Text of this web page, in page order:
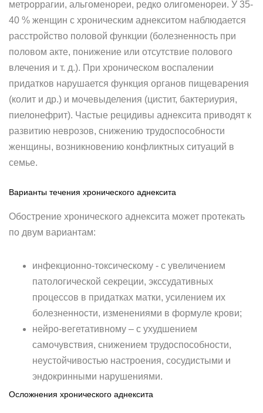
метроррагии, альгоменореи, редко олигоменореи. У 35-
40 % женщин с хроническим аднекситом наблюдается
расстройство половой функции (болезненность при
половом акте, понижение или отсутствие полового
влечения и т. д.). При хроническом воспалении
придатков нарушается функция органов пищеварения
(колит и др.) и мочевыделения (цистит, бактериурия,
пиелонефрит). Частые рецидивы аднексита приводят к
развитию неврозов, снижению трудоспособности
женщины, возникновению конфликтных ситуаций в
семье.
Варианты течения хронического аднексита
Обострение хронического аднексита может протекать
по двум вариантам:
инфекционно-токсическому - с увеличением
патологической секреции, экссудативных
процессов в придатках матки, усилением их
болезненности, изменениями в формуле крови;
нейро-вегетативному – с ухудшением
самочувствия, снижением трудоспособности,
неустойчивостью настроения, сосудистыми и
эндокринными нарушениями.
Осложнения хронического аднексита